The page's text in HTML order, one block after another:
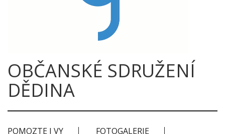
OBČANSKÉ SDRUŽENÍ
DĚDINA
POMOZTE I VY
FOTOGALERIE